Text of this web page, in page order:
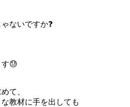
ないですか❓
す😓
て、
教材に手を出しても